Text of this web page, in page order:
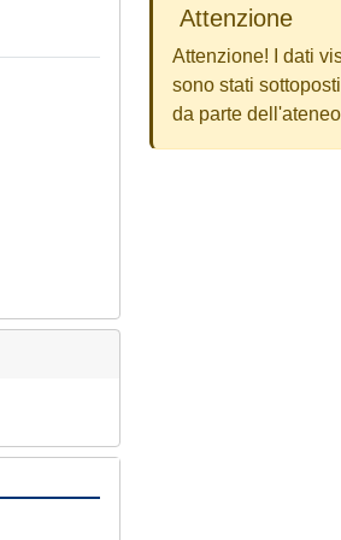
Attenzione
Attenzione! I dati
sono stati
da parte dell'ateneo